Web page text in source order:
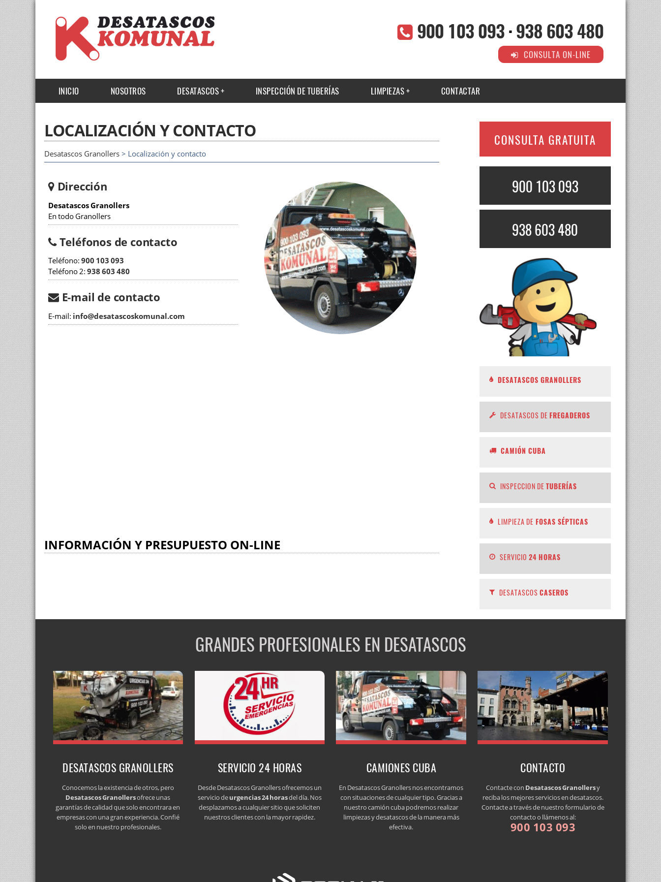
900 103 093·938 603 480
CONSULTA ON-LINE
INICIO NOSOTROS DESATASCOS INSPECCIÓN DE TUBERÍAS LIMPIEZAS CONTACTAR
LOCALIZACIÓN Y CONTACTO
Desatascos Granollers > Localización y contacto
Dirección
Desatascos Granollers
En todo Granollers
Teléfonos de contacto
Teléfono:900 103 093
Teléfono 2:938 603 480
E-mail de contacto
E-mail: info@desatascoskomunal.com
INFORMACIÓN Y PRESUPUESTO ON-LINE
CONSULTA GRATUITA
900 103 093
938 603 480
DESATASCOS GRANOLLERS
DESATASCOS DEFREGADEROS
CAMIÓN CUBA
INSPECCION DETUBERÍAS
LIMPIEZA DE FOSAS SÉPTICAS
SERVICIO 24 HORAS
DESATASCOSCASEROS
GRANDES PROFESIONALES EN DESATASCOS
DESATASCOS GRANOLLERS
Conocemos la existencia de otros, pero
Desatascos Granollersofrece unas
garantías de calidad que solo encontrara en
empresas con una gran experiencia. Confié
solo en nuestro profesionales.
SERVICIO 24 HORAS
Desde Desatascos Granollers ofrecemos un
servicio deurgencias 24 horasdel día. Nos
desplazamos a cualquier sitio que soliciten
nuestros clientes con la mayor rapidez.
CAMIONES CUBA
En Desatascos Granollers nos encontramos
con situaciones de cualquier tipo. Gracias a
nuestro camión cuba podremos realizar
limpiezas y desatascos de la manera más
efectiva.
CONTACTO
Contacte con Desatascos Granollersy
reciba los mejores servicios en desatascos.
Contacte a través de nuestro formulario de
contacto o llámenos al:
900 103 093